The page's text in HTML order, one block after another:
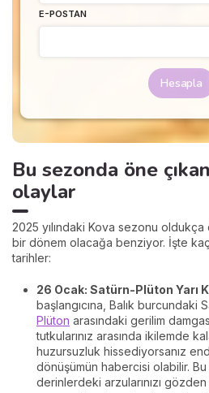
E-POSTAN
Hesapla
Bu sezonda öne
olaylar
2025 yılındaki Kova sezonu
bir dönem olacağa benziyor. İşte
tarihler:
26 Ocak: Satürn-Plüton Yarı
başlangıcına, Balık burcundaki
Plüton arasındaki gerilim
tutkularınız arasında ikilemde
huzursuzluk hissediyorsanız
dönüşümün habercisi olabilir.
derinlerdeki arzularınızı gözden